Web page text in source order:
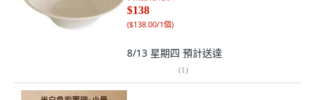
$138
($138.00/1個)
8/13 星期四 預計送達
(1)